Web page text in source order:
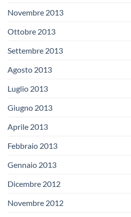
Novembre 2013
Ottobre 2013
Settembre 2013
Agosto 2013
Luglio 2013
Giugno 2013
Aprile 2013
Febbraio 2013
Gennaio 2013
Dicembre 2012
Novembre 2012